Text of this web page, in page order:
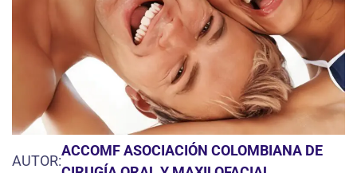
AUTOR:
ACCOMF ASOCIACIÓN COLOMBIANA DE